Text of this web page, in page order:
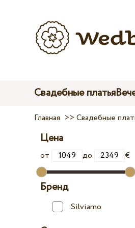
Свадебные платья
Главная >>Свадебные
Цена
от до €
Бренд
Silviamo